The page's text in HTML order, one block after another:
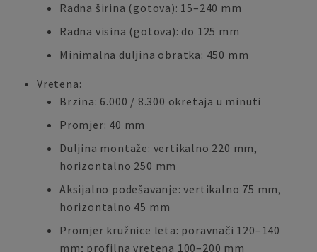
Radna širina (gotova): 15–240 mm
Radna visina (gotova): do 125 mm
Minimalna duljina obratka: 450 mm
Vretena:
Brzina: 6.000 / 8.300 okretaja u minuti
Promjer: 40 mm
Duljina montaže: vertikalno 220 mm,
horizontalno 250 mm
Aksijalno podešavanje: vertikalno 75 mm,
horizontalno 45 mm
Promjer kružnice leta: poravnači 120–140
mm; profilna vretena 100–200 mm